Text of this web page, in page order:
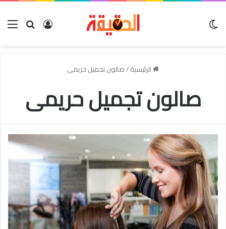
بحث عنتسجيل
الرئيسية/صالون تجميل حريمى
صالون تجميل حريمى